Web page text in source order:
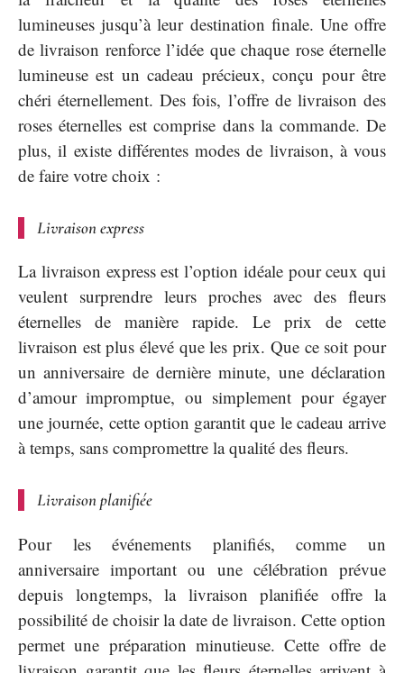
lumineuses jusqu’à leur destination finale. Une offre
de livraison renforce l’idée que chaque rose éternelle
lumineuse est un cadeau précieux, conçu pour être
chéri éternellement. Des fois, l’offre de livraison des
roses éternelles est comprise dans la commande. De
plus, il existe différentes modes de livraison, à vous
de faire votre choix :
Livraison express
La livraison express est l’option idéale pour ceux qui
veulent surprendre leurs proches avec des fleurs
éternelles de manière rapide. Le prix de cette
livraison est plus élevé que les prix. Que ce soit pour
un anniversaire de dernière minute, une déclaration
d’amour impromptue, ou simplement pour égayer
une journée, cette option garantit que le cadeau arrive
à temps, sans compromettre la qualité des fleurs.
Livraison planifiée
Pour les événements planifiés, comme un
anniversaire important ou une célébration prévue
depuis longtemps, la livraison planifiée offre la
possibilité de choisir la date de livraison. Cette option
permet une préparation minutieuse. Cette offre de